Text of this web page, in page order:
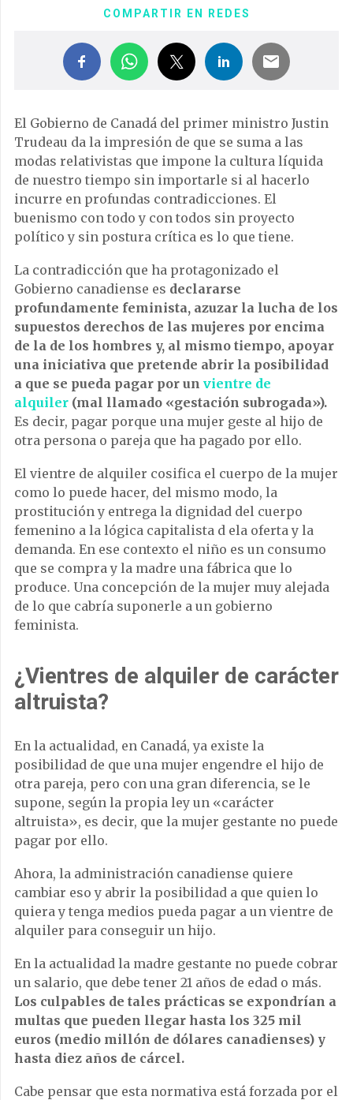
COMPARTIR EN REDES
El Gobierno de Canadá del primer ministro Justin
Trudeau da la impresión de que se suma a las
modas relativistas que impone la cultura líquida
de nuestro tiempo sin importarle si al hacerlo
incurre en profundas contradicciones. El
buenismo con todo y con todos sin proyecto
político y sin postura crítica es lo que tiene.
La contradicción que ha protagonizado el
Gobierno canadiense es declararse
profundamente feminista, azuzar la lucha de los
supuestos derechos de las mujeres por encima
de la de los hombres y, al mismo tiempo, apoyar
una iniciativa que pretende abrir la posibilidad
a que se pueda pagar por un vientre de
alquiler (mal llamado «gestación subrogada»).
Es decir, pagar porque una mujer geste al hijo de
otra persona o pareja que ha pagado por ello.
El vientre de alquiler cosifica el cuerpo de la mujer
como lo puede hacer, del mismo modo, la
prostitución y entrega la dignidad del cuerpo
femenino a la lógica capitalista d ela oferta y la
demanda. En ese contexto el niño es un consumo
que se compra y la madre una fábrica que lo
produce. Una concepción de la mujer muy alejada
de lo que cabría suponerle a un gobierno
feminista.
¿Vientres de alquiler de carácter
altruista?
En la actualidad, en Canadá, ya existe la
posibilidad de que una mujer engendre el hijo de
otra pareja, pero con una gran diferencia, se le
supone, según la propia ley un «carácter
altruista», es decir, que la mujer gestante no puede
pagar por ello.
Ahora, la administración canadiense quiere
cambiar eso y abrir la posibilidad a que quien lo
quiera y tenga medios pueda pagar a un vientre de
alquiler para conseguir un hijo.
En la actualidad la madre gestante no puede cobrar
un salario, que debe tener 21 años de edad o más.
Los culpables de tales prácticas se expondrían a
multas que pueden llegar hasta los 325 mil
euros (medio millón de dólares canadienses) y
hasta diez años de cárcel.
Cabe pensar que esta normativa está forzada por el